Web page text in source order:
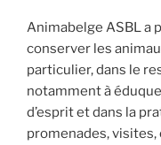
Animabelge ASBL a
conserver les
particulier, dans le
notamment à
d’esprit et dans la
promenades,